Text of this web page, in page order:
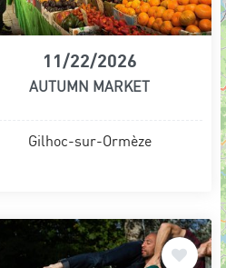
11/22/2026
AUTUMN MARKET
Gilhoc-sur-Ormèze